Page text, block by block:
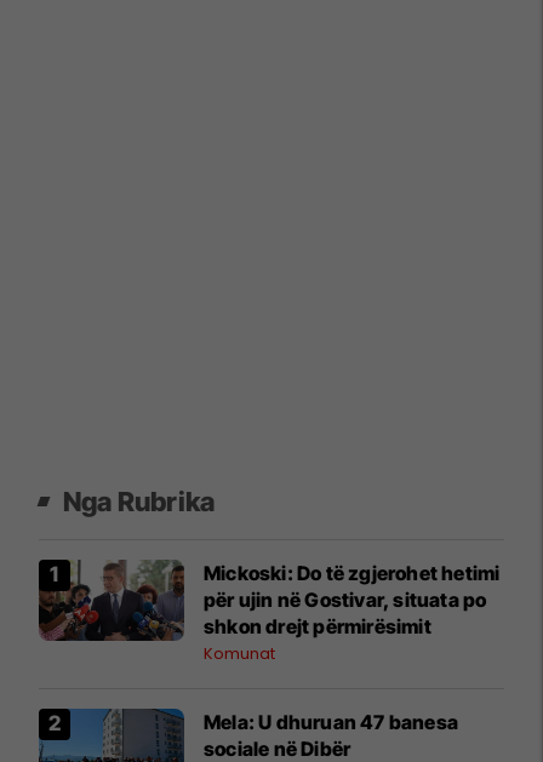
Nga Rubrika
Mickoski: Do të zgjerohet hetimi
për ujin në Gostivar, situata po
shkon drejt përmirësimit
Komunat
Mela: U dhuruan 47 banesa
sociale në Dibër